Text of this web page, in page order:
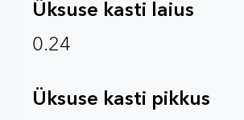
Üksuse kasti laius
0.24
Üksuse kasti pikkus